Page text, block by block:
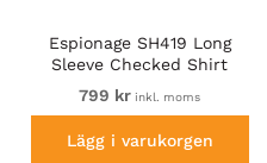
Espionage SH419 Long
Sleeve Checked Shirt
Black/Grey
799 kr inkl. moms
Lägg i varukorgen